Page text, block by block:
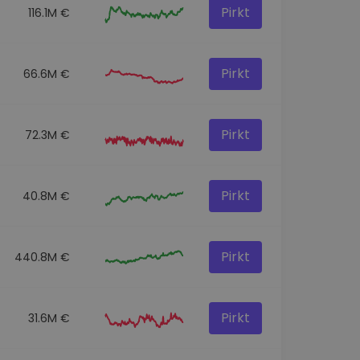
116.1M € Pirkt
66.6M € Pirkt
72.3M € Pirkt
40.8M € Pirkt
440.8M € Pirkt
31.6M € Pirkt